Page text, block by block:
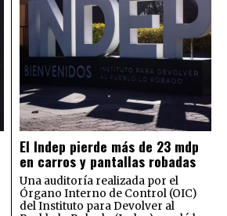
El Indep pierde más de 23 mdp
en carros y pantallas robadas
Una auditoría realizada por el
Órgano Interno de Control (OIC)
del Instituto para Devolver al